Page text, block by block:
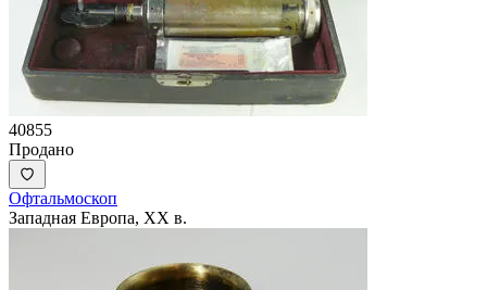
40855
Продано
Офтальмоскоп
Западная Европа, XX в.